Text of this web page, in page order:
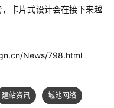
卡片式设计会在接下来越
News/798.html
建站资讯
城池网络